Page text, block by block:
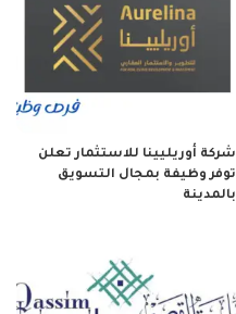
شركة أوريليينا للاستثمار تعلن
توفر وظيفة بمجال التسويق
بالمدينة